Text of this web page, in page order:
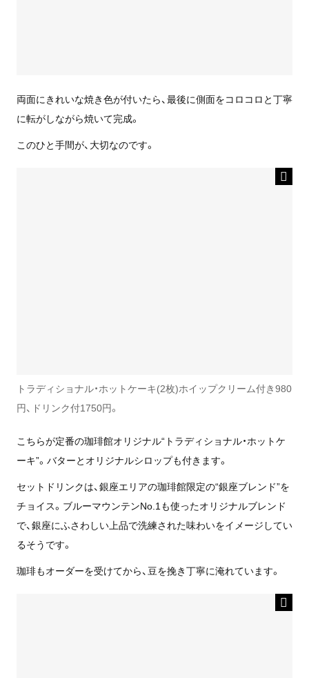
両面にきれいな焼き色が付いたら、最後に側面をコロコロと丁寧
に転がしながら焼いて完成。
このひと手間が、大切なのです。
トラディショナル・ホットケーキ(2枚)ホイップクリーム付き980
円、ドリンク付1750円。
こちらが定番の珈琲館オリジナル“トラディショナル・ホットケ
ーキ”。バターとオリジナルシロップも付きます。
セットドリンクは、銀座エリアの珈琲館限定の“銀座ブレンド”を
チョイス。ブルーマウンテンNo.1も使ったオリジナルブレンド
で、銀座にふさわしい上品で洗練された味わいをイメージしてい
るそうです。
珈琲もオーダーを受けてから、豆を挽き丁寧に淹れています。